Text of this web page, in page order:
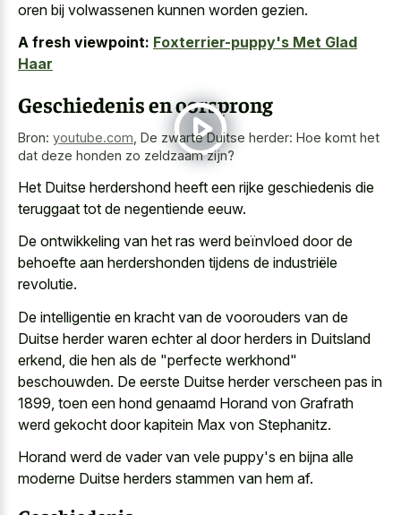
oren bij volwassenen kunnen worden gezien.
A fresh viewpoint: Foxterrier-puppy's Met Glad
Haar
Geschiedenis en oorsprong
Bron: youtube.com De zwarte Duitse herder: Hoe komt het
dat deze honden zo zeldzaam zijn?
Het Duitse herdershond heeft een rijke geschiedenis die
teruggaat tot de negentiende eeuw.
De ontwikkeling van het ras werd beïnvloed door de
behoefte aan herdershonden tijdens de industriële
revolutie.
De intelligentie en kracht van de voorouders van de
Duitse herder waren echter al door herders in Duitsland
erkend, die hen als de "perfecte werkhond"
beschouwden. De eerste Duitse herder verscheen pas in
1899, toen een hond genaamd Horand von Grafrath
werd gekocht door kapitein Max von Stephanitz.
Horand werd de vader van vele puppy's en bijna alle
moderne Duitse herders stammen van hem af.